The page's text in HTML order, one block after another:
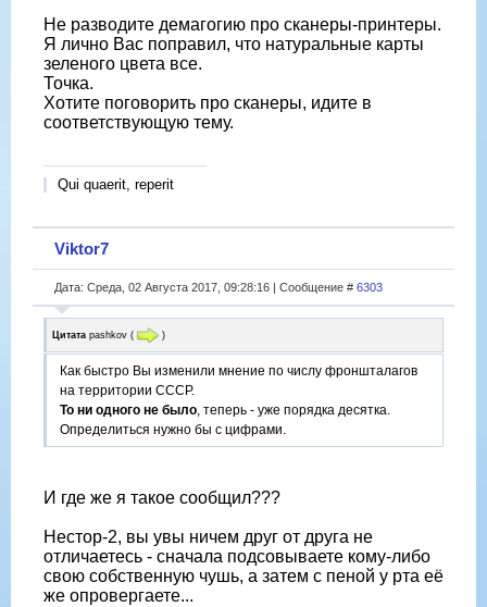
Не разводите демагогию про сканеры-принтеры.
Я лично Вас поправил, что натуральные карты
зеленого цвета все.
Точка.
Хотите поговорить про сканеры, идите в
соответствующую тему.
Qui quaerit, reperit
Viktor7
Дата: Среда, 02 Августа 2017, 09:28:16 | Сообщение # 6303
Цитата pashkov ( )
Как быстро Вы изменили мнение по числу фроншталагов
на территории СССР.
То ни одного не было, теперь - уже порядка десятка.
Определиться нужно бы с цифрами.
И где же я такое сообщил???
Нестор-2, вы увы ничем друг от друга не
отличаетесь - сначала подсовываете кому-либо
свою собственную чушь, а затем с пеной у рта её
же опровергаете...